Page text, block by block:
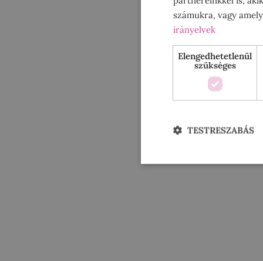
számukra, vagy
irányelvek
Elengedhetetlenül
szükséges
TESTRESZABÁS